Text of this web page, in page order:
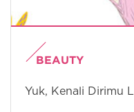
BEAUTY
Yuk, Kenali Dirimu